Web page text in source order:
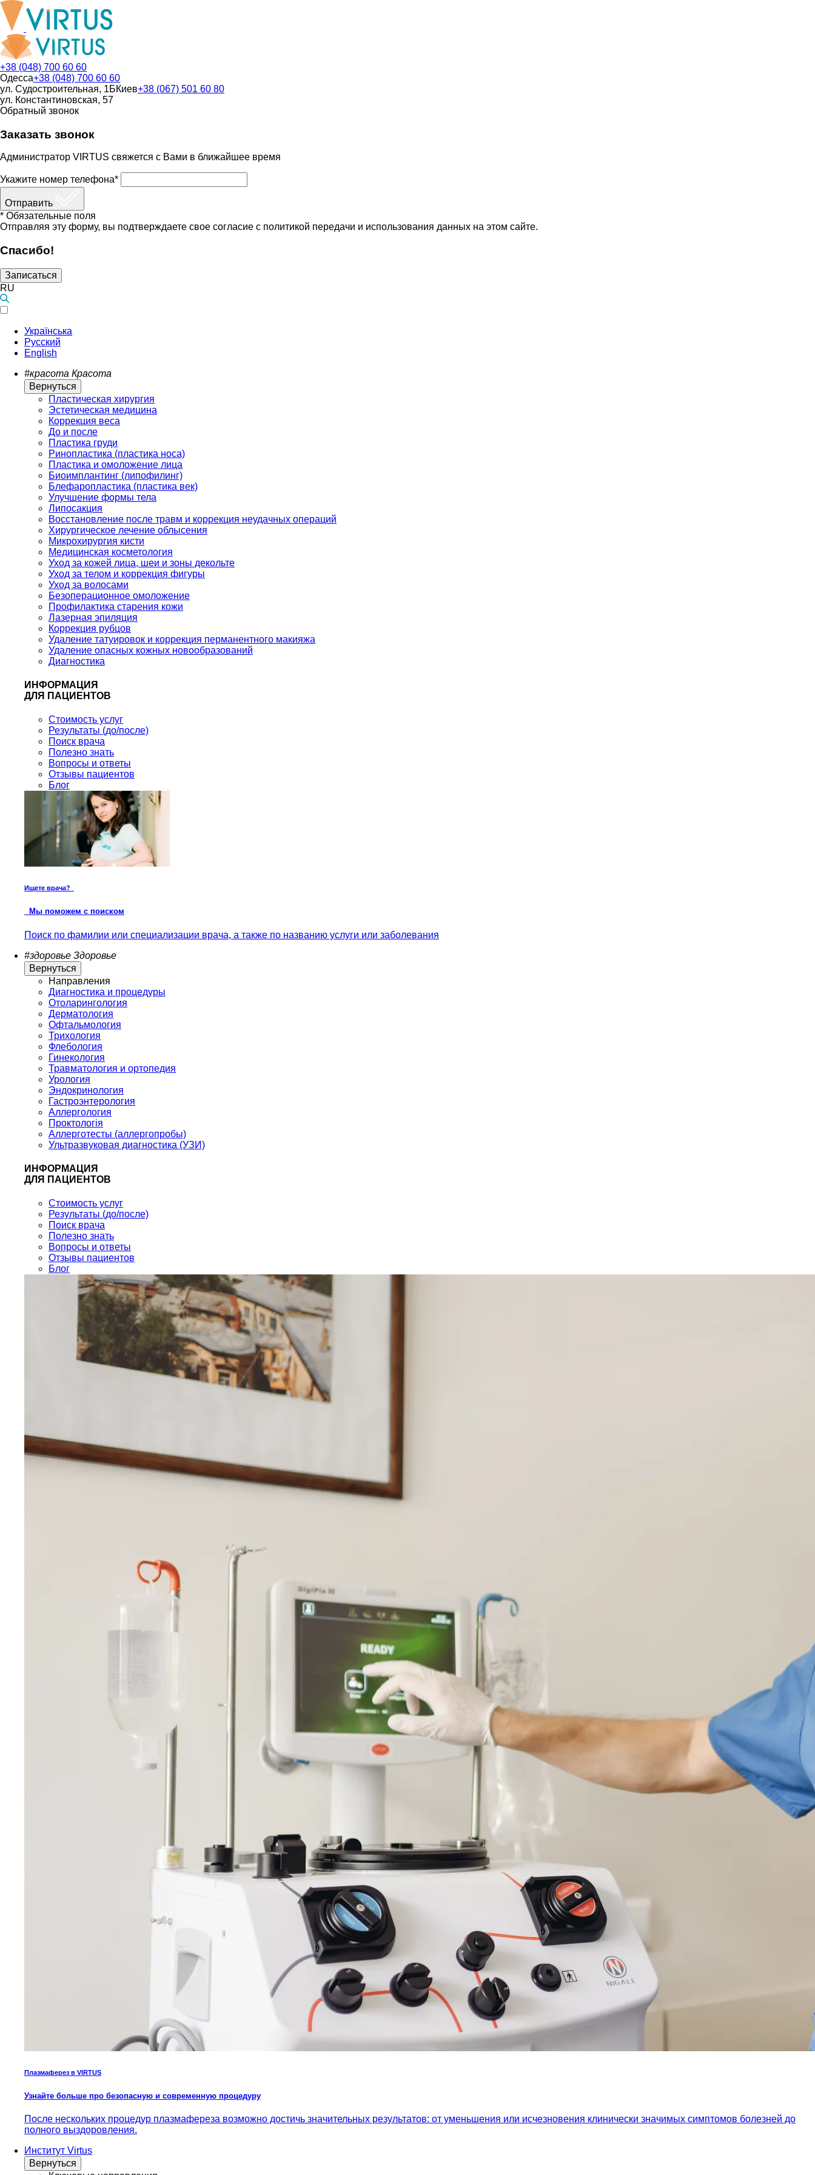
+38 (048) 700 60 60
Одесса+38 (048) 700 60 60
ул. Судостроительная, 1БКиев+38 (067) 501 60 80
ул. Константиновская, 57
Обратный звонок
Заказать звонок
Администратор VIRTUS свяжется с Вами в ближайшее время
Укажите номер телефона*
Отправить
* Обязательные поля
Отправляя эту форму, вы подтверждаете свое согласие с политикой передачи и использования данных на этом сайте.
Спасибо!
Записаться
RU
Українська
Русский
English
#красота Красота
Вернуться
Пластическая хирургия
Эстетическая медицина
Коррекция веса
До и после
Пластика груди
Ринопластика (пластика носа)
Пластика и омоложение лица
Биоимплантинг (липофилинг)
Блефаропластика (пластика век)
Улучшение формы тела
Липосакция
Восстановление после травм и коррекция неудачных операций
Хирургическое лечение облысения
Микрохирургия кисти
Медицинская косметология
Уход за кожей лица, шеи и зоны декольте
Уход за телом и коррекция фигуры
Уход за волосами
Безоперационное омоложение
Профилактика старения кожи
Лазерная эпиляция
Коррекция рубцов
Удаление татуировок и коррекция перманентного макияжа
Удаление опасных кожных новообразований
Диагностика
ИНФОРМАЦИЯ
ДЛЯ ПАЦИЕНТОВ
Стоимость услуг
Результаты (до/после)
Поиск врача
Полезно знать
Вопросы и ответы
Отзывы пациентов
Блог
Ищете врача?
Мы поможем с поиском
Поиск по фамилии или специализации врача, а также по названию услуги или заболевания
#здоровье Здоровье
Вернуться
Направления
Диагностика и процедуры
Отоларингология
Дерматология
Офтальмология
Трихология
Флебология
Гинекология
Травматология и ортопедия
Урология
Эндокринология
Гастроэнтерология
Аллергология
Проктологія
Аллерготесты (аллергопробы)
Ультразвуковая диагностика (УЗИ)
ИНФОРМАЦИЯ
ДЛЯ ПАЦИЕНТОВ
Стоимость услуг
Результаты (до/после)
Поиск врача
Полезно знать
Вопросы и ответы
Отзывы пациентов
Блог
Плазмаферез в VIRTUS
Узнайте больше про безопасную и современную процедуру
После нескольких процедур плазмафереза возможно достичь значительных результатов: от уменьшения или исчезновения клинически значимых симптомов болезней до
полного выздоровления.
Институт Virtus
Вернуться